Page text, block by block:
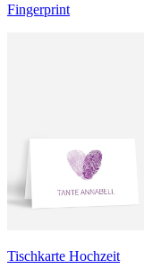
Fingerprint
Tischkarte Hochzeit